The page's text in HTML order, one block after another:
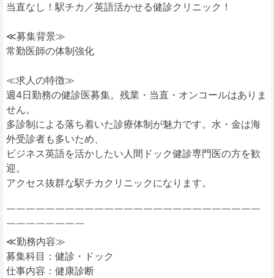
当直なし！駅チカ／英語活かせる健診クリニック！
≪募集背景≫
常勤医師の体制強化
≪求人の特徴≫
週4日勤務の健診医募集。残業・当直・オンコールはありま
せん。
多診制による落ち着いた診療体制が魅力です。水・金は海
外受診者も多いため、
ビジネス英語を活かしたい人間ドック健診専門医の方を歓
迎。
アクセス抜群な駅チカクリニックになります。
￣￣￣￣￣￣￣￣￣￣￣￣￣￣￣￣￣￣￣￣￣￣￣￣￣￣
￣￣￣￣￣￣￣￣
≪勤務内容≫
募集科目：健診・ドック
仕事内容：健康診断